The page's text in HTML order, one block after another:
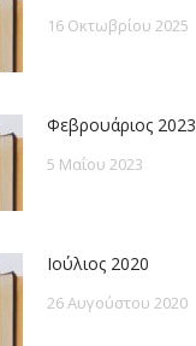
16 Οκτωβρίου 2025
Φεβρουάριος 2023
5 Μαΐου 2023
Ιούλιος 2020
26 Αυγούστου 2020